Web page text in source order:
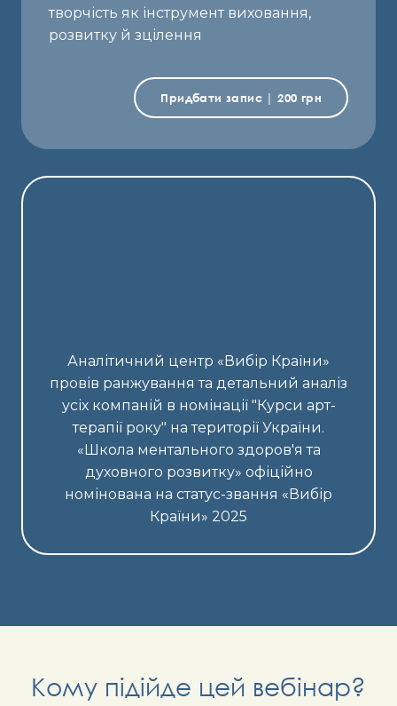
творчість як інструмент виховання,
розвитку й зцілення
Придбати запис | 200 грн
Аналітичний центр «Вибір Країни»
провів ранжування та детальний аналіз
усіх компаній в номінації "Курси арт-
терапії року" на території України.
«Школа ментального здоров'я та
духовного розвитку» офіційно
номінована на статус-звання «Вибір
Країни» 2025
Кому підійде цей вебінар?